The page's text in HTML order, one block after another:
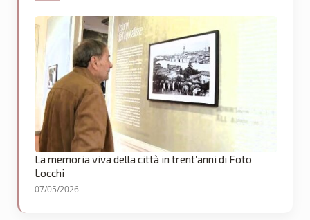
La memoria viva della città in trent’anni di Foto
Locchi
07/05/2026